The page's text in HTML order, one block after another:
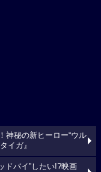
神秘の新ヒーロー“ウル
イガ』
ドバイ”したい!?映画